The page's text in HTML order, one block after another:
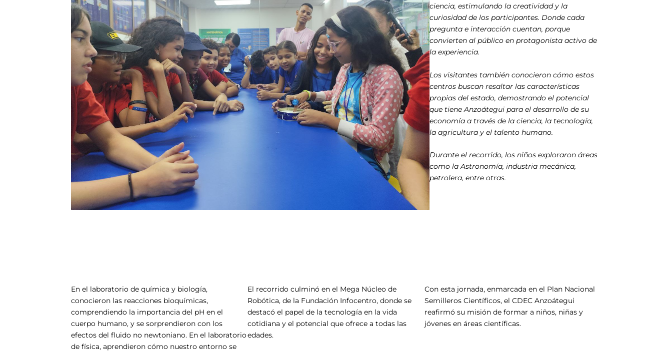
ciencia, estimulando la creatividad y la
curiosidad de los participantes. Donde cada
pregunta e interacción cuentan, porque
convierten al público en protagonista activo de
la experiencia.
Los visitantes también conocieron cómo estos
centros buscan resaltar las características
propias del estado, demostrando el potencial
que tiene Anzoátegui para el desarrollo de su
economía a través de la ciencia, la tecnología,
la agricultura y el talento humano.
Durante el recorrido, los niños exploraron áreas
como la Astronomía, industria mecánica,
petrolera, entre otras.
En el laboratorio de química y biología,
conocieron las reacciones bioquímicas,
comprendiendo la importancia del pH en el
cuerpo humano, y se sorprendieron con los
efectos del fluido no newtoniano. En el laboratorio
de física, aprendieron cómo nuestro entorno se
El recorrido culminó en el Mega Núcleo de
Robótica, de la Fundación Infocentro, donde se
destacó el papel de la tecnología en la vida
cotidiana y el potencial que ofrece a todas las
edades.
Con esta jornada, enmarcada en el Plan Nacional
Semilleros Científicos, el CDEC Anzoátegui
reafirmó su misión de formar a niños, niñas y
jóvenes en áreas científicas.